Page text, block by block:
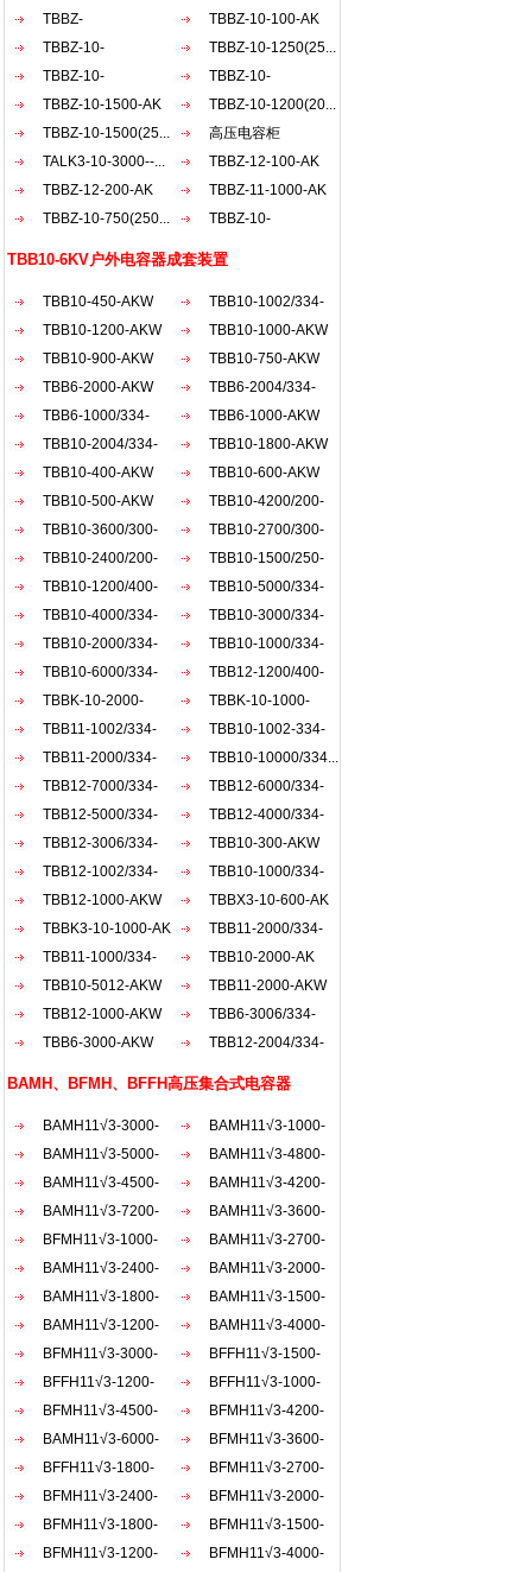
AKW AKW
TBBZ-
900（200+30...
TBBZ-10-100-AK
TBBZ-10-
1200（20...
TBBZ-10-1250(25...
TBBZ-10-
900（150...
TBBZ-10-
1500（50...
TBBZ-10-1500-AK
TBBZ-10-1200(20...
TBBZ-10-1500(25...
高压电容柜
TALK3-10-3000--...
TBBZ-12-100-AK
TBBZ-12-200-AK
TBBZ-11-1000-AK
TBBZ-10-750(250...
TBBZ-10-
1800（30...
TBB10-6KV户外电容器成套装置
TBB10-450-AKW
TBB10-1002/334-
AKW
TBB10-1200-AKW
TBB10-1000-AKW
TBB10-900-AKW
TBB10-750-AKW
TBB6-2000-AKW
TBB6-2004/334-
AKW
TBB6-1000/334-
AKW
TBB6-1000-AKW
TBB10-2004/334-
AKW
TBB10-1800-AKW
TBB10-400-AKW
TBB10-600-AKW
TBB10-500-AKW
TBB10-4200/200-
AKW
TBB10-3600/300-
AKW
TBB10-2700/300-
AKW
TBB10-2400/200-
AKW
TBB10-1500/250-
AKW
TBB10-1200/400-
AKW
TBB10-5000/334-
AKW
TBB10-4000/334-
AKW
TBB10-3000/334-
AKW
TBB10-2000/334-
AKW
TBB10-1000/334-
AKW
TBB10-6000/334-
AKW
TBB12-1200/400-
AKW
TBBK-10-2000-
AKW
TBBK-10-1000-
AKW
TBB11-1002/334-
AKW
TBB10-1002-334-
AKW
TBB11-2000/334-
AKW
TBB10-10000/334...
TBB12-7000/334-
AKW
TBB12-6000/334-
AKW
TBB12-5000/334-
AKW
TBB12-4000/334-
AKW
TBB12-3006/334-
AKW
TBB10-300-AKW
TBB12-1002/334-
AKW
TBB10-1000/334-
ACW
TBB12-1000-AKW
TBBX3-10-600-AK
TBBK3-10-1000-AK
TBB11-2000/334-
akw
TBB11-1000/334-
akw
TBB10-2000-AK
TBB10-5012-AKW
TBB11-2000-AKW
TBB12-1000-AKW
TBB6-3006/334-
AKW
TBB6-3000-AKW
TBB12-2004/334-
AKW
BAMH、BFMH、BFFH高压集合式电容器
BAMH11√3-3000-
1×3W
BAMH11√3-1000-
1×3W
BAMH11√3-5000-
1×3W
BAMH11√3-4800-
1×3W
BAMH11√3-4500-
1×3W
BAMH11√3-4200-
1×3W
BAMH11√3-7200-
1×3W
BAMH11√3-3600-
1×3W
BFMH11√3-1000-
1×3W
BAMH11√3-2700-
1×3W
BAMH11√3-2400-
1×3W
BAMH11√3-2000-
1×3W
BAMH11√3-1800-
1×3W
BAMH11√3-1500-
1×3W
BAMH11√3-1200-
1×3W
BAMH11√3-4000-
1×3W
BFMH11√3-3000-
1×3W
BFFH11√3-1500-
1×3W
BFFH11√3-1200-
1×3W
BFFH11√3-1000-
1×3W
BFMH11√3-4500-
1×3W
BFMH11√3-4200-
1×3W
BAMH11√3-6000-
1×3W
BFMH11√3-3600-
1×3W
BFFH11√3-1800-
1×3W
BFMH11√3-2700-
1×3W
BFMH11√3-2400-
1×3W
BFMH11√3-2000-
1×3W
BFMH11√3-1800-
1×3W
BFMH11√3-1500-
1×3W
BFMH11√3-1200-
BFMH11√3-4000-